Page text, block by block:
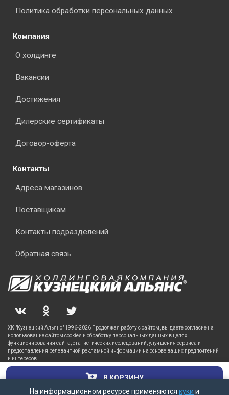
В КОРЗИНУ
На информационном ресурсе применяются куки и
Политика обработки персональных данных
Компания
О холдинге
Вакансии
Достижения
Дилерские сертификаты
Договор-оферта
Контакты
Адреса магазинов
Поставщикам
Контакты подразделений
Обратная связь
ХК "Кузнецкий Альянс" 1996-2026 Продолжая работу с сайтом, вы даете согласие на
использование сайтом cookies и обработку персональных данных в целях
функционирования сайта, статистических исследований, улучшения сервиса и
предоставления релевантной рекламной информации на основе ваших предпочтений
и интересов.